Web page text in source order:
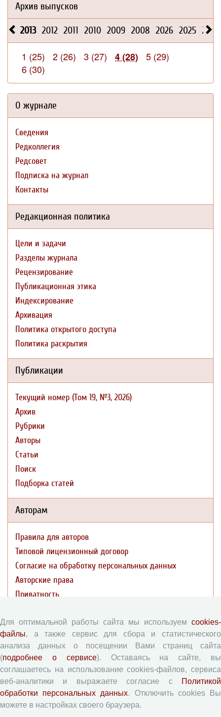
Архив выпусков
2013 2012 2011 2010 2009 2008 2026 2025 2024
1 (25) 2 (26) 3 (27) 4 (28)
5 (29)
6 (30)
О журнале
Сведения
Редколлегия
Редсовет
Подписка на журнал
Контакты
Редакционная политика
Цели и задачи
Разделы журнала
Рецензирование
Публикационная этика
Индексирование
Архивация
Политика открытого доступа
Политика раскрытия
Публикации
Текущий номер (Том 19, №3, 2026)
Архив
Рубрики
Авторы
Статьи
Поиск
Подборка статей
Авторам
Правила для авторов
Типовой лицензионный договор
Согласие на обработку персональных данных
Авторские права
Приватность
Рецензентам
Памятка рецензенту
Форма рецензии
Журналы ВолНЦ РАН
Для оптимальной работы сайта мы используем cookies-
файлы, а также сервис для сбора и статистического
анализа данных о посещении Вами страниц сайта
(подробнее о сервисе). Оставаясь на сайте, вы
соглашаетесь на использование cookies-файлов, сервиса
веб-аналитики и выражаете согласие с
Политикой
обработки персональных данных. Отключить cookies Вы
можете в настройках своего браузера.